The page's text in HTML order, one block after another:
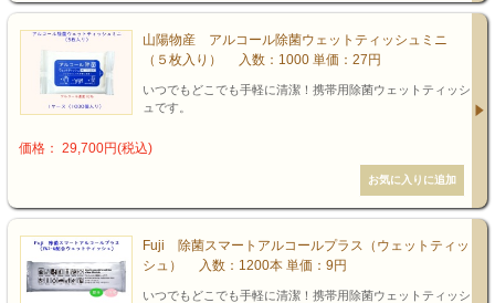
山陽物産 アルコール除菌ウェットティッシュミニ
（５枚入り） 入数：1000 単価：27円
いつでもどこでも手軽に清潔！携帯用除菌ウェットティッシ
ュです。
価格： 29,700円(税込)
Fuji 除菌スマートアルコールプラス（ウェットティッ
シュ） 入数：1200本 単価：9円
いつでもどこでも手軽に清潔！携帯用除菌ウェットティッシ